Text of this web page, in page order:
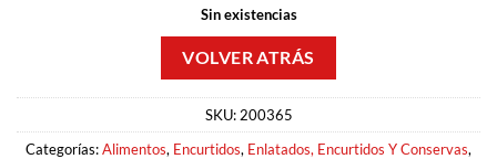
Sin existencias
SKU: 200365
Categorías:Alimentos, Encurtidos, Enlatados, Encurtidos Y Conservas,